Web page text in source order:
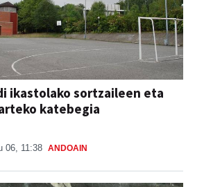
ikastolako sortzaileen eta
katebegia
06, 11:38 ANDOAIN